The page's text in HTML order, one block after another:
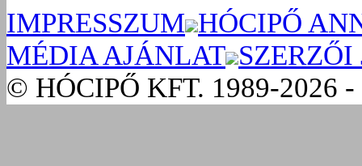
IMPRESSZUM HÓCIPŐ
MÉDIA AJÁNLAT SZERZŐI
© HÓCIPŐ KFT. 1989-2026